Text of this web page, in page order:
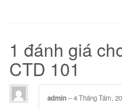
1 đánh giá
CTD 101
admin–4 Tháng Tám,